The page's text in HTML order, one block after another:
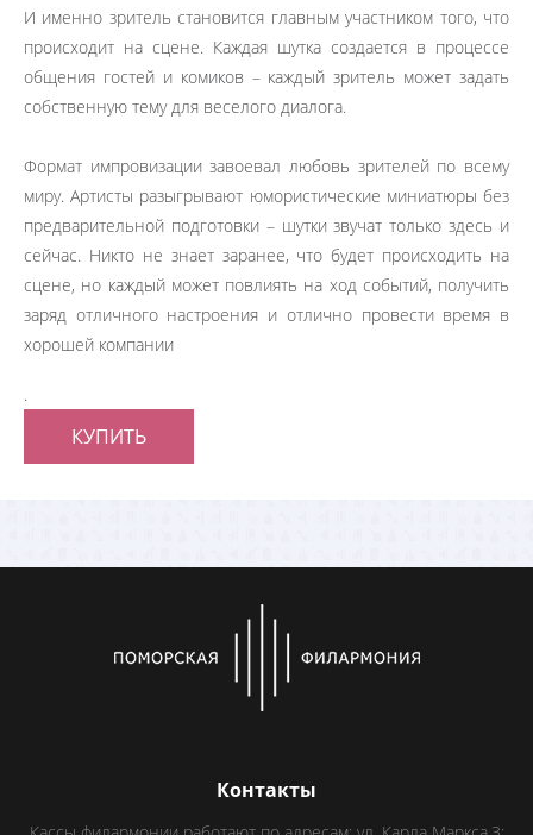
И именно зритель становится главным участником того, что
происходит на сцене. Каждая шутка создается в процессе
общения гостей и комиков – каждый зритель может задать
собственную тему для веселого диалога.
Формат импровизации завоевал любовь зрителей по всему
миру. Артисты разыгрывают юмористические миниатюры без
предварительной подготовки – шутки звучат только здесь и
сейчас. Никто не знает заранее, что будет происходить на
сцене, но каждый может повлиять на ход событий, получить
заряд отличного настроения и отлично провести время в
хорошей компании
.
КУПИТЬ
Контакты